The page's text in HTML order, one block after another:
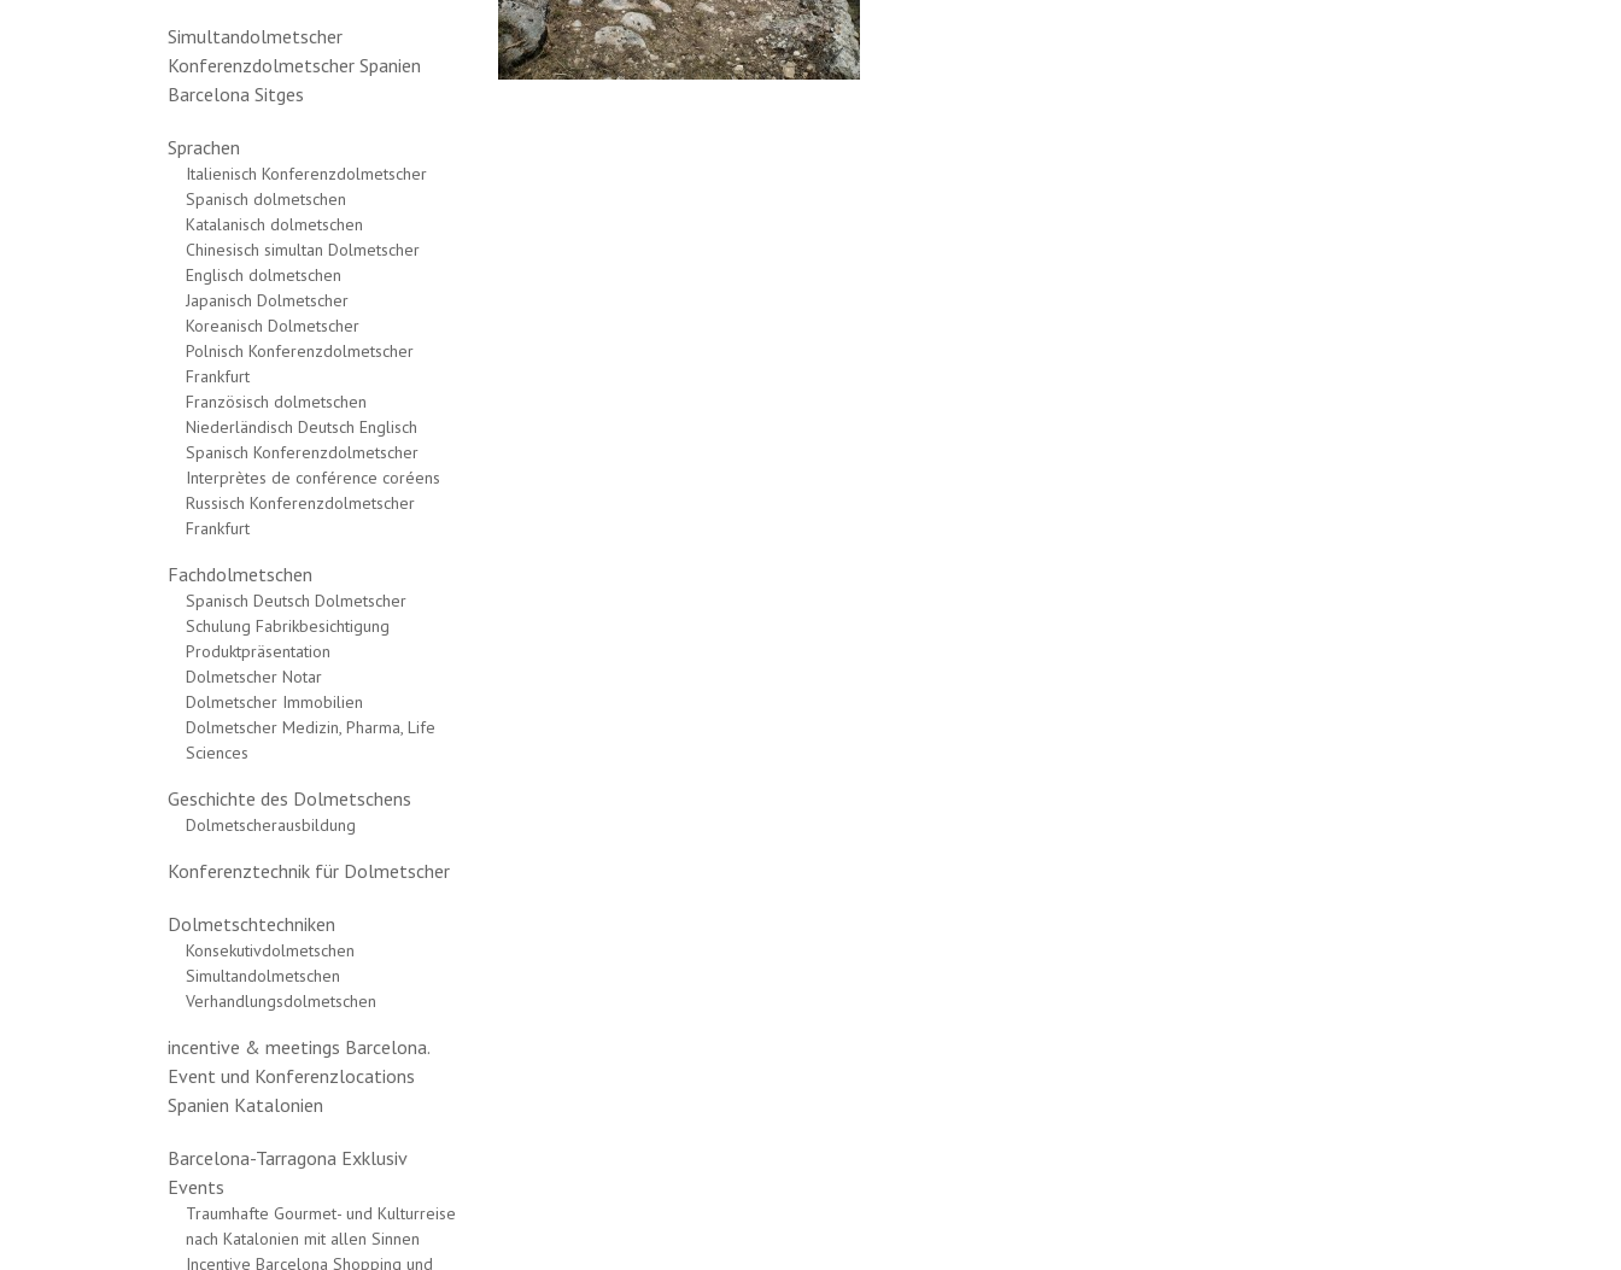
Simultandolmetscher
Konferenzdolmetscher Spanien
Barcelona Sitges
Sprachen
Italienisch Konferenzdolmetscher
Spanisch dolmetschen
Katalanisch dolmetschen
Chinesisch simultan Dolmetscher
Englisch dolmetschen
Japanisch Dolmetscher
Koreanisch Dolmetscher
Polnisch Konferenzdolmetscher
Frankfurt
Französisch dolmetschen
Niederländisch Deutsch Englisch
Spanisch Konferenzdolmetscher
Interprètes de conférence coréens
Russisch Konferenzdolmetscher
Frankfurt
Fachdolmetschen
Spanisch Deutsch Dolmetscher
Schulung Fabrikbesichtigung
Produktpräsentation
Dolmetscher Notar
Dolmetscher Immobilien
Dolmetscher Medizin, Pharma, Life
Sciences
Geschichte des Dolmetschens
Dolmetscherausbildung
Konferenztechnik für Dolmetscher
Dolmetschtechniken
Konsekutivdolmetschen
Simultandolmetschen
Verhandlungsdolmetschen
incentive & meetings Barcelona.
Event und Konferenzlocations
Spanien Katalonien
Barcelona-Tarragona Exklusiv
Events
Traumhafte Gourmet- und Kulturreise
nach Katalonien mit allen Sinnen
Incentive Barcelona Shopping und